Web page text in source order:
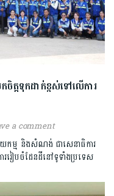
ត្តទុកដាក់ខ្ពស់ទៅលើការ
a comment
កម្ម​ និងសំណង់​ ជាសេនា​ធិការ
រៀបចំដែនដីនៅទូទាំងប្រទេស